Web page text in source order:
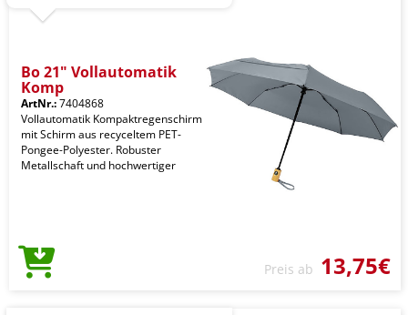
Bo 21" Vollautomatik
Komp
ArtNr.:7404868
Vollautomatik Kompaktregenschirm
mit Schirm aus recyceltem PET-
Pongee-Polyester. Robuster
Metallschaft und hochwertiger
Preis ab 13,75€